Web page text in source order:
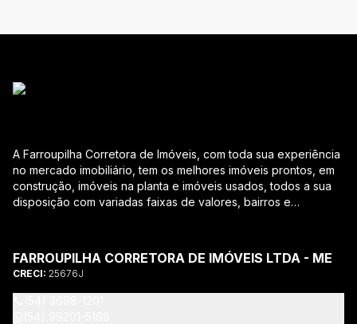
A Farroupilha Corretora de Imóveis, com toda sua experiência
no mercado imobiliário, tem os melhores imóveis prontos, em
construção, imóveis na planta e imóveis usados, todos a sua
disposição com variadas faixas de valores, bairros e
ao CRECI-RS – estarão sempre prontos para responder-lhe
todas as suas dúvidas sobre casas, apartamentos, terrenos,
salas comerciais e outros produtos imobiliários. Quais
vantagens que a Farroupilha Corretora de Imóveis lhe
FARROUPILHA CORRETORA DE IMÓVEIS LTDA - ME
CRECI: 25676J